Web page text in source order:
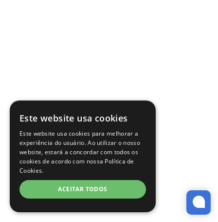
Este website usa cookies
Este website usa cookies para melhorar a
experiência do usuário. Ao utilizar o nosso
website, estará a concordar com todos os
cookies de acordo com nossa Política de
Cookies.
ACEITAR TODOS